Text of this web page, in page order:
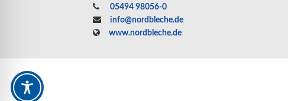
05494 98056-0
info@nordbleche.de
www.nordbleche.de